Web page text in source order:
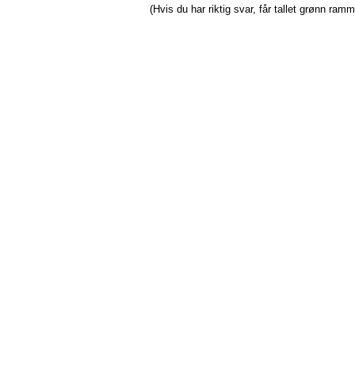
(Hvis du har riktig svar, får tallet grønn